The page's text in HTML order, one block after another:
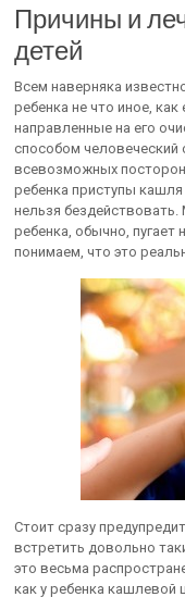
Причины и
детей
Всем наверняка
ребенка не что иное,
направленные на его
способом человеческий
всевозможных
ребенка приступы кашля
нельзя
ребенка, обычно, пугает
понимаем, что это
Стоит сразу
встретить довольно
это весьма
как у ребенка кашлевой